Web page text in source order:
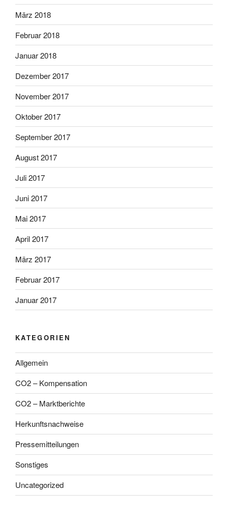
März 2018
Februar 2018
Januar 2018
Dezember 2017
November 2017
Oktober 2017
September 2017
August 2017
Juli 2017
Juni 2017
Mai 2017
April 2017
März 2017
Februar 2017
Januar 2017
KATEGORIEN
Allgemein
CO2 – Kompensation
CO2 – Marktberichte
Herkunftsnachweise
Pressemitteilungen
Sonstiges
Uncategorized